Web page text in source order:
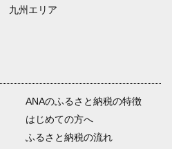
九州エリア
ANAのふるさと納税の特徴
はじめての方へ
ふるさと納税の流れ